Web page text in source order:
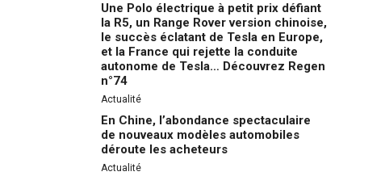
Une Polo électrique à petit prix défiant
la R5, un Range Rover version chinoise,
le succès éclatant de Tesla en Europe,
et la France qui rejette la conduite
autonome de Tesla… Découvrez Regen
n°74
Actualité
En Chine, l’abondance spectaculaire
de nouveaux modèles automobiles
déroute les acheteurs
Actualité